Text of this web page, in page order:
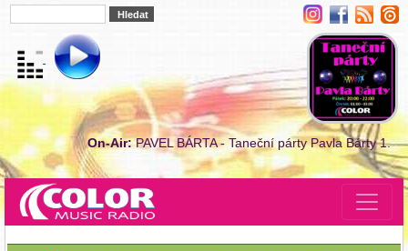
On-Air:PAVEL BÁRTA - Taneční párty Pavla Bárty 1.